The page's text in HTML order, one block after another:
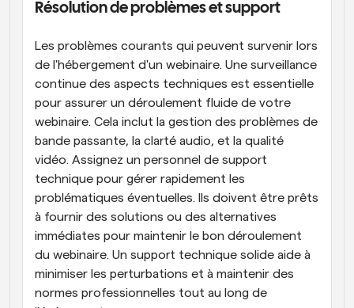
Résolution de problèmes et support
Les problèmes courants qui peuvent survenir lors
de l'hébergement d'un webinaire. Une surveillance
continue des aspects techniques est essentielle
pour assurer un déroulement fluide de votre
webinaire. Cela inclut la gestion des problèmes de
bande passante, la clarté audio, et la qualité
vidéo. Assignez un personnel de support
technique pour gérer rapidement les
problématiques éventuelles. Ils doivent être prêts
à fournir des solutions ou des alternatives
immédiates pour maintenir le bon déroulement
du webinaire. Un support technique solide aide à
minimiser les perturbations et à maintenir des
normes professionnelles tout au long de